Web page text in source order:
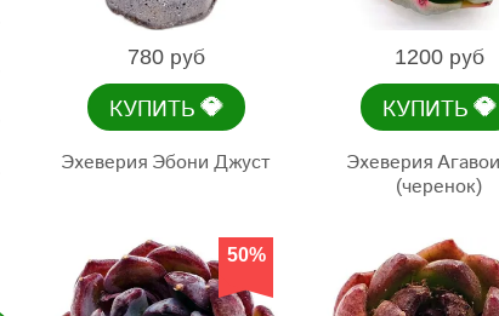
780 руб
КУПИТЬ💎
Эхеверия Эбони Джуст
1200 руб
КУПИТЬ💎
Эхеверия
(черенок)
50%